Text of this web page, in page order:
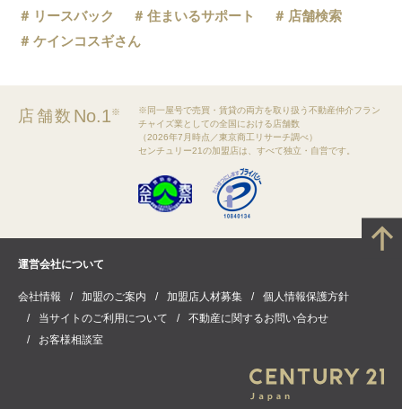
リースバック
住まいるサポート
店舗検索
ケインコスギさん
店舗数 No.1※
※同一屋号で売買・賃貸の両方を取り扱う不動産仲介フラン
チャイズ業としての全国における店舗数
（2026年7月時点／東京商工リサーチ調べ）
センチュリー21の加盟店は、すべて独立・自営です。
運営会社について
会社情報 加盟のご案内 加盟店人材募集
個人情報保護方針
当サイトのご利用について
不動産に関するお問い合わせ
お客様相談室